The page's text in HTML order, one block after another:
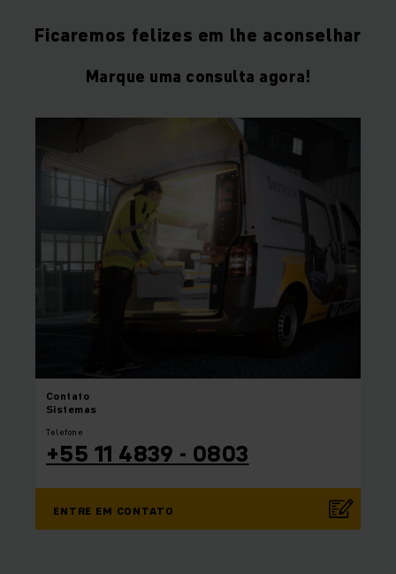
Ficaremos felizes em lhe aconselhar
Marque uma consulta agora!
Contato
Sistemas
Telefone
+55 11 4839 - 0803
ENTRE EM CONTATO